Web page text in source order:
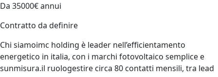
Da 35000€ annui
Contratto da definire
Chi siamoimc holding è leader nell’efficientamento
energetico in italia, con i marchi fotovoltaico semplice e
sunmisura.il ruologestire circa 80 contatti mensili, tra lead